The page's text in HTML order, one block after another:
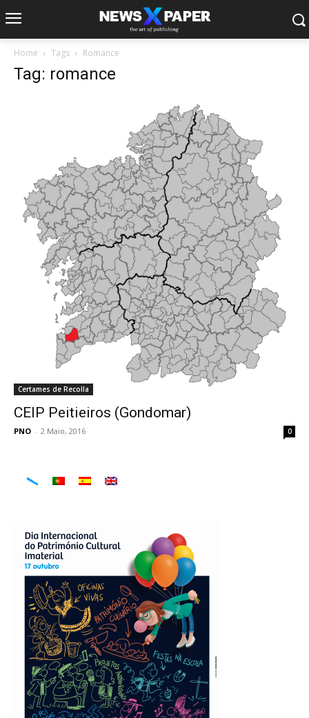
Home Tags Romance
Tag: romance
Certames de Recolla
CEIP Peitieiros (Gondomar)
PNO - 2 Maio, 2016 0